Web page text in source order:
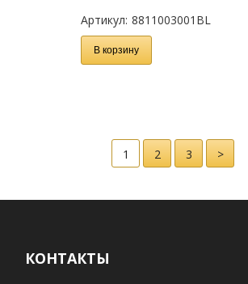
Артикул: 8811003001BL
В корзину
1 2 3 >
КОНТАКТЫ